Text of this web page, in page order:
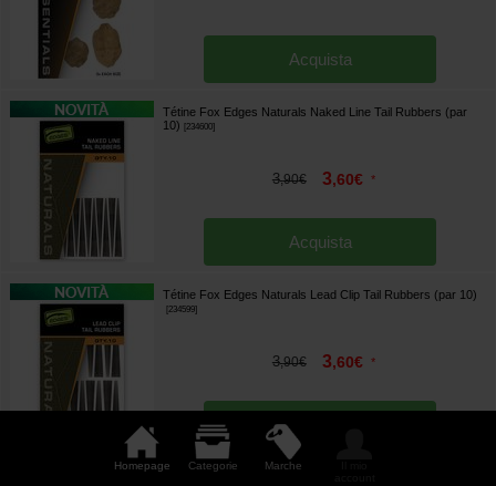
Homepage Categorie Marche
Acquista
Tétine Fox Edges Naturals Naked Line Tail Rubbers (par
10)
234600]
3,90€ 3,60€ *
Acquista
Tétine Fox Edges Naturals Lead Clip Tail Rubbers (par 10)
234599]
3,90€ 3,60€ *
Acquista